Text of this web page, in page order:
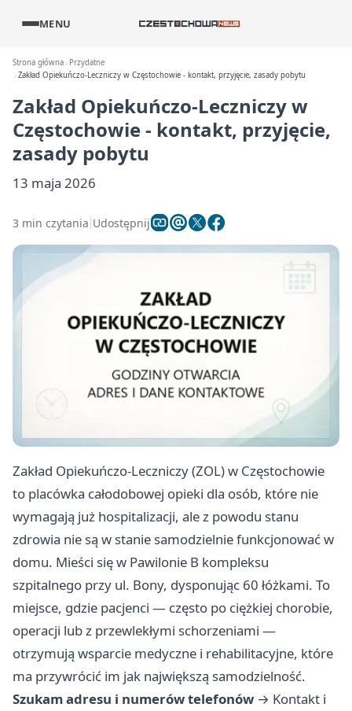
MENU
Strona główna
Przydatne
Zakład Opiekuńczo-Leczniczy w Częstochowie - kontakt, przyjęcie, zasady pobytu
Zakład Opiekuńczo-Leczniczy w
Częstochowie - kontakt, przyjęcie,
zasady pobytu
13 maja 2026
3 min czytania Udostępnij
Zakład Opiekuńczo-Leczniczy (ZOL) w Częstochowie
to placówka całodobowej opieki dla osób, które nie
wymagają już hospitalizacji, ale z powodu stanu
zdrowia nie są w stanie samodzielnie funkcjonować w
domu. Mieści się w Pawilonie B kompleksu
szpitalnego przy ul. Bony, dysponując 60 łóżkami. To
miejsce, gdzie pacjenci — często po ciężkiej chorobie,
operacji lub z przewlekłymi schorzeniami —
otrzymują wsparcie medyczne i rehabilitacyjne, które
ma przywrócić im jak największą samodzielność.
Szukam adresu i numerów telefonów → Kontakt i